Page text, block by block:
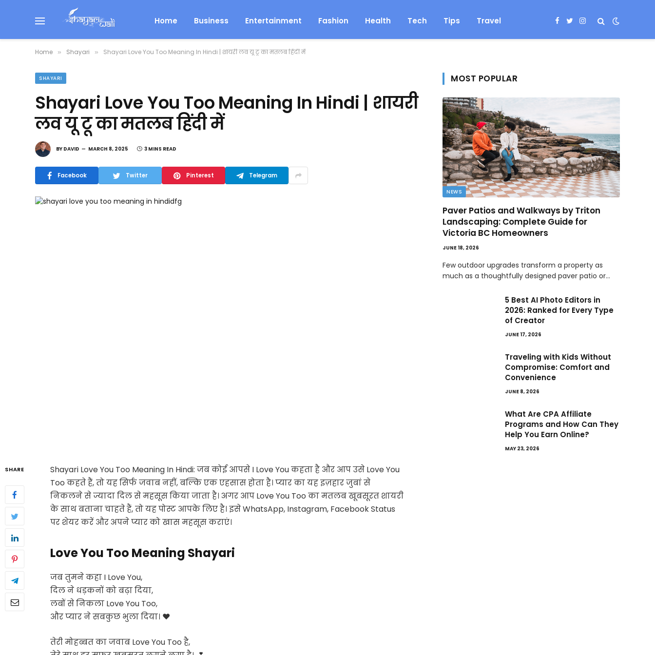
Home Business Entertainment Fashion Health Tech Tips Travel Facebook
TwitterInstagram
Home » Shayari » Shayari Love You Too Meaning In Hindi | शायरी लव यू टू का मतलब हिंदी में
SHAYARI
Shayari Love You Too Meaning In Hindi | शायरी
लव यू टू का मतलब हिंदी में
BY DAVID MARCH 8, 2025 3 MINS READ
Facebook Twitter Pinterest Telegram
SHARE Shayari Love You Too Meaning In Hindi: जब कोई आपसे I Love Youकहता है और आप उसे Love You
Too कहते हैं, तो यह सिर्फ जवाब नहीं, बल्कि एक एहसास होता है। प्यार का यह इज़हार जुबां से
निकलने से ज्यादा दिल से महसूस किया जाता है। अगर आप Love You Too का मतलब खूबसूरत शायरी
के साथ बताना चाहते हैं, तो यह पोस्ट आपके लिए है। इसेWhatsApp, Instagram, Facebook Status
पर शेयर करें और अपने प्यार को खास महसूस कराएं।
Love You Too Meaning Shayari
जब तुमने कहा I Love You,
दिल ने धड़कनों को बढ़ा दिया,
लबों से निकला Love You Too,
और प्यार ने सबकुछ भुला दिया। ❤️
तेरी मोहब्बत का जवाब Love You Too है,
MOST POPULAR
NEWS
Paver Patios and Walkways by Triton
Landscaping: Complete Guide for
Victoria BC Homeowners
JUNE 18, 2026
Few outdoor upgrades transform a property as
much as a thoughtfully designed paver patio or…
5 Best AI Photo Editors in
2026: Ranked for Every Type
of Creator
JUNE 17, 2026
Traveling with Kids Without
Compromise: Comfort and
Convenience
JUNE 8, 2026
What Are CPA Affiliate
Programs and How Can They
Help You Earn Online?
MAY 23, 2026